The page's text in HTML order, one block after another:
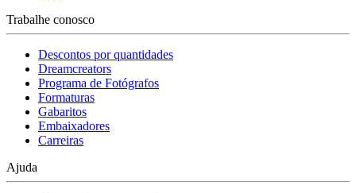
Trabalhe conosco
Descontos por quantidades
Dreamcreators
Programa de Fotógrafos
Formaturas
Gabaritos
Embaixadores
Carreiras
Ajuda